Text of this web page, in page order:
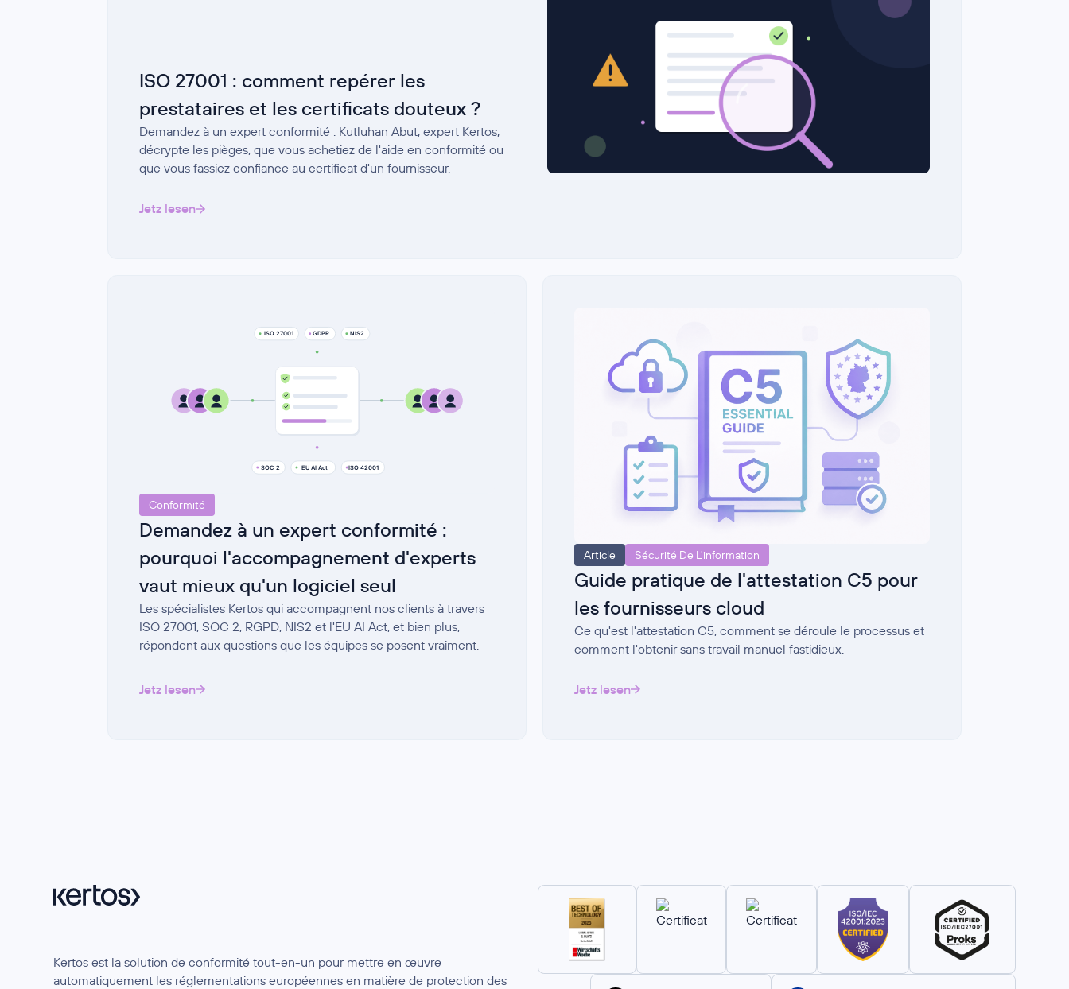
ISO 27001 : comment repérer les
prestataires et les certificats douteux ?
Demandez à un expert conformité : Kutluhan Abut, expert Kertos,
décrypte les pièges, que vous achetiez de l'aide en conformité ou
que vous fassiez confiance au certificat d'un fournisseur.
Jetz lesen
Conformité
Demandez à un expert conformité :
pourquoi l'accompagnement d'experts
vaut mieux qu'un logiciel seul
Les spécialistes Kertos qui accompagnent nos clients à travers
ISO 27001, SOC 2, RGPD, NIS2 et l'EU AI Act, et bien plus,
répondent aux questions que les équipes se posent vraiment.
Jetz lesen
Article Sécurité De L'information
Guide pratique de l'attestation C5 pour
les fournisseurs cloud
Ce qu'est l'attestation C5, comment se déroule le processus et
comment l'obtenir sans travail manuel fastidieux.
Jetz lesen
Kertos est la solution de conformité tout-en-un pour mettre en œuvre
automatiquement les réglementations européennes en matière de protection des